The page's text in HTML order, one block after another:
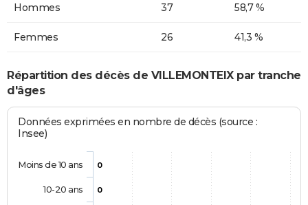
Hommes 37 58,7 %
Femmes 26 41,3 %
Répartition des décès de VILLEMONTEIX par tranche
d'âges
Données exprimées en nombre de décès (source :
Insee)
0
0
Moins de 10 ans
10-20 ans